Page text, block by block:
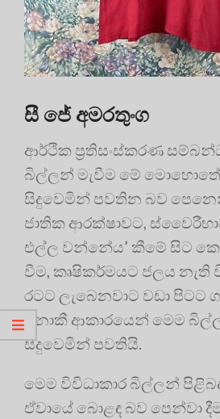
සී ජේ අමරතුංග
ආර්ථික ප්‍රතිසංස්කරණ
බිල්ලන් මැවීම මේ
සිදුවෙමින් පවතින බව
ජාතික ආරක්ෂාවට,
එල්ල වන්නේය’ කීමේ සිට
වීම, කෘෂිකර්මයට ජලය නැති
රටට ලැබෙනවාට වඩා පිටට
නොකී ආකාරයෙන් මෙම
සිදුවෙමින් පවතියි.
මෙම විවිධාකාර බිල්ලන්
ඒවායේ බොළඳ බව පෙන්වා